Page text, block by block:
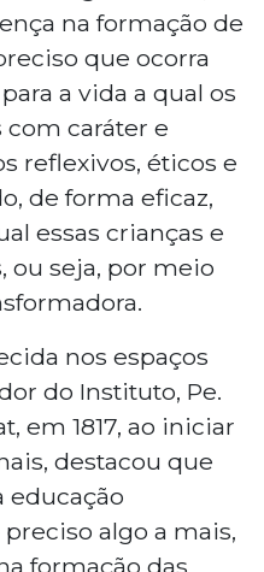
na formação de
que ocorra
a vida a qual os
com caráter e
reflexivos, éticos e
de forma eficaz,
essas crianças e
ou seja, por meio
nos espaços
do Instituto, Pe.
em 1817, ao iniciar
destacou que
educação
algo a mais,
formação das